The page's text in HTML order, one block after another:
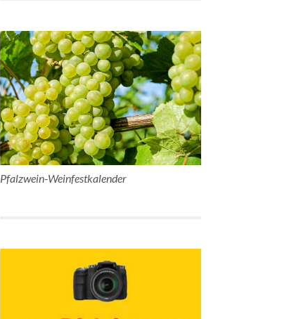
Pfalzwein-Weinfestkalender